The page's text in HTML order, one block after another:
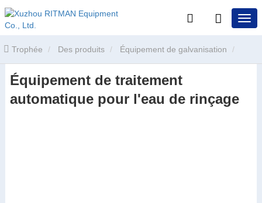
Trophée Des produits Équipement de galvanisation
Équipement de traitement de l'eau Équipement de traitement
automatique pour l'eau de rinçage
Équipement de traitement
automatique pour l'eau de rinçage